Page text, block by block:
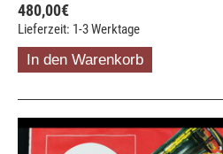
Lieferzeit: 1-3 Werktage
480,00€